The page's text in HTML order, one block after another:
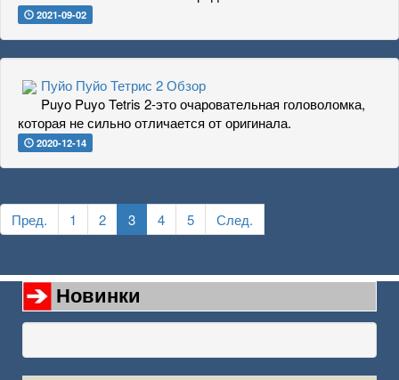
2021-09-02
Пуйо Пуйо Тетрис 2 Обзор
Puyo Puyo Tetris 2-это очаровательная головоломка,
которая не сильно отличается от оригинала.
2020-12-14
Пред. 1 2 3 4 5 След.
Новинки